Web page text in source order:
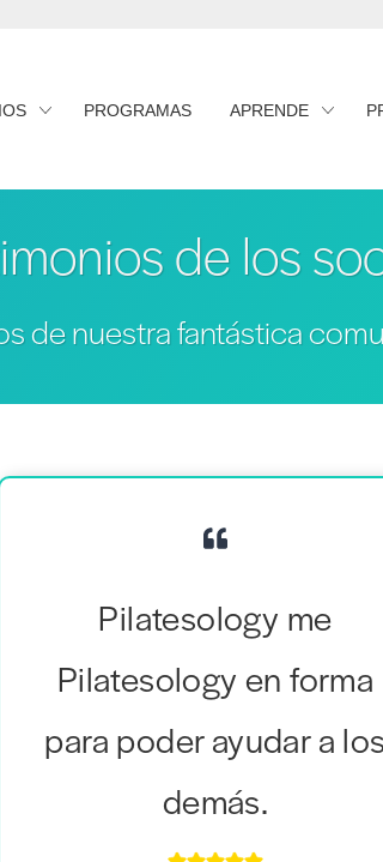
PROGRAMAS APRENDE
de los
de nuestra fantástica
Pilatesology me
Pilatesology en forma
para poder ayudar a los
demás.